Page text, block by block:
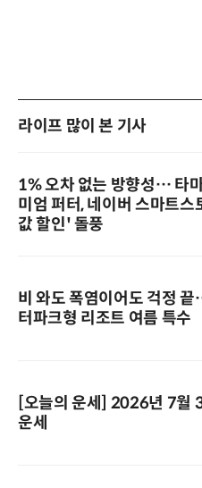
라이프 많이 본 기사
1% 오차 없는 방향성… 타
미엄 퍼터, 네이버 스마트스
값 할인' 돌풍
비 와도 폭염이어도 걱정
터파크형 리조트 여름 특수
[오늘의 운세] 2026년 7월
운세